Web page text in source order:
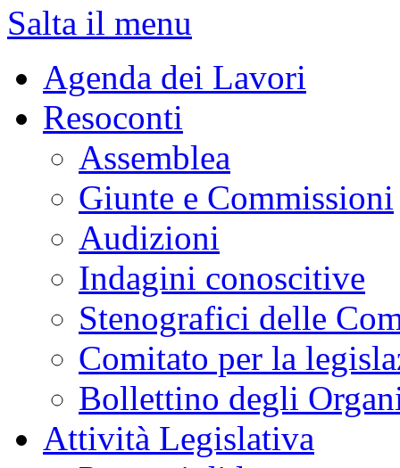
Salta il menu
Agenda dei Lavori
Resoconti
Assemblea
Giunte e Commissioni
Audizioni
Indagini conoscitive
Stenografici delle
Comitato per la
Bollettino degli
Attività Legislativa